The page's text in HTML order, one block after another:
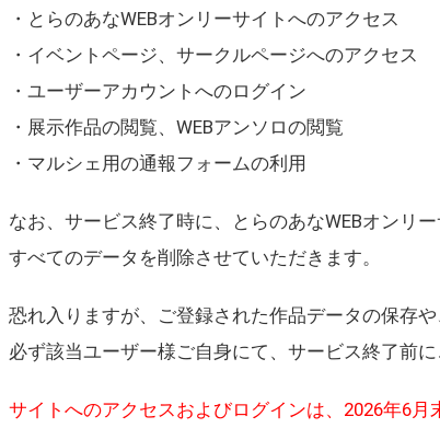
・とらのあなWEBオンリーサイトへのアクセス
・イベントページ、サークルページへのアクセス
・ユーザーアカウントへのログイン
・展示作品の閲覧、WEBアンソロの閲覧
・マルシェ用の通報フォームの利用
なお、サービス終了時に、とらのあなWEBオンリ
すべてのデータを削除させていただきます。
恐れ入りますが、ご登録された作品データの保存
必ず該当ユーザー様ご自身にて、サービス終了前
サイトへのアクセスおよびログインは、2026年6月